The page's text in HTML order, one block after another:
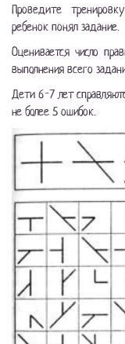
Проведите
ребенок понял задание.
Оценивается число
выполнения всего
Дети6-7 лет
не более 5 ошибок.